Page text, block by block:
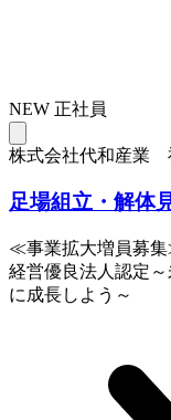
NEW 正社員
株式会社代和産業
足場組立・解体
≪事業拡大増員募集
経営優良法人認定
に成長しよう～